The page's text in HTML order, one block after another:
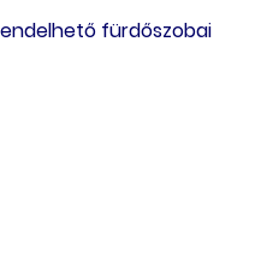
fürdőszobai